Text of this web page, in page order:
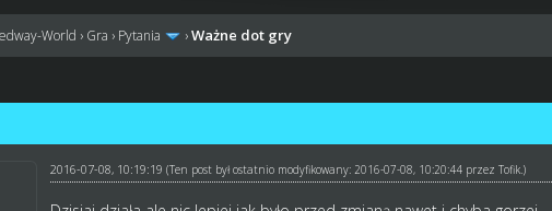
World › Gra › Pytania ›Ważne dot gry
2016-07-08, 10:19:19 (Ten post był ostatnio modyfikowany: 2016-07-08, 10:20:44 przez Tofik.)